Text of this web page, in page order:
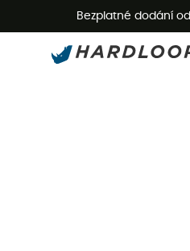
Bezplatné dodání od